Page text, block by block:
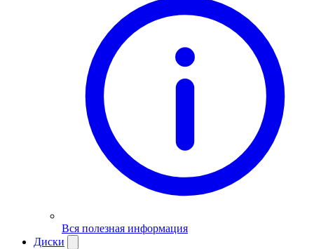
Вся полезная информация
Диски